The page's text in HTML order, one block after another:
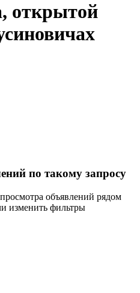
открытой
по такому запросу
объявлений рядом
изменить фильтры